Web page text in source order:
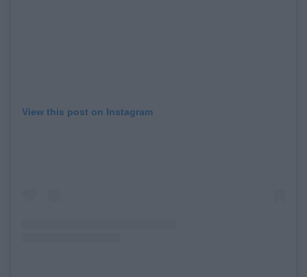
View this post on Instagram